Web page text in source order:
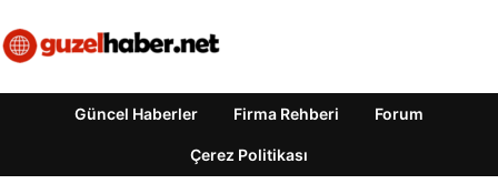
Güncel Haberler Firma Rehberi Forum
Çerez Politikası